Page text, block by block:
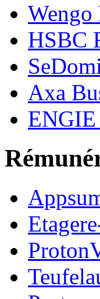
Wengo
HSBC
Axa
ENGIE